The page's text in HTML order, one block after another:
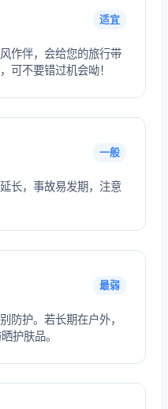
适宜
作伴，会给您的旅行带
可不要错过机会呦！
一般
长，事故易发期，注意
最弱
防护。若长期在户外，
护肤品。